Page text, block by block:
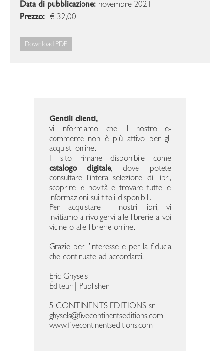
Data di pubblicazione: novembre 2021
Prezzo: € 32,00
Download PDF
Gentili clienti,
vi informiamo che il nostro e-
commerce non è più attivo per gli
acquisti online.
Il sito rimane disponibile come
catalogo digitale, dove potete
consultare l’intera selezione di libri,
scoprire le novità e trovare tutte le
informazioni sui titoli disponibili.
Per acquistare i nostri libri, vi
invitiamo a rivolgervi alle librerie a voi
vicine o alle librerie online.
Grazie per l’interesse e per la fiducia
che continuate ad accordarci.
Eric Ghysels
Éditeur | Publisher
5 CONTINENTS EDITIONS srl
ghysels@fivecontinentseditions.com
www.fivecontinentseditions.com